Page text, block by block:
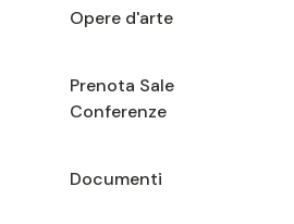
Opere d'arte
Prenota Sale
Conferenze
Documenti